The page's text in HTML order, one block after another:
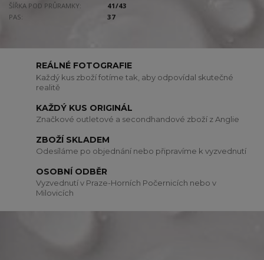
ŠÍŘKA POD PRŮRAMKY:
41/43
PAS:
37
REÁLNÉ FOTOGRAFIE
Každý kus zboží fotíme tak, aby odpovídal skutečné
realitě
KAŽDÝ KUS ORIGINÁL
Značkové outletové a secondhandové zboží z Anglie
ZBOŽÍ SKLADEM
Odesíláme po objednání nebo připravíme k vyzvednutí
OSOBNÍ ODBĚR
Vyzvednutí v Praze-Horních Počernicích nebo v
Milovicích